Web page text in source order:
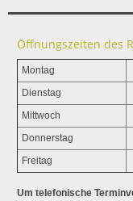
Öffnungszeiten des
Montag
Dienstag
Mittwoch
Donnerstag
Freitag
Um telefonische